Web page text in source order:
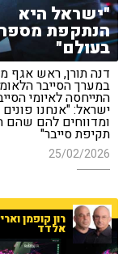
"ישראל היא
בעולם"
דנה תורן, ראש אגף
במערך הסייבר
התייחסה לאיומי
ישראל: "אנחנו
ומדווחים להם שהם
תקיפת סייבר"
25/02/2026
רון קופמן
אלדד